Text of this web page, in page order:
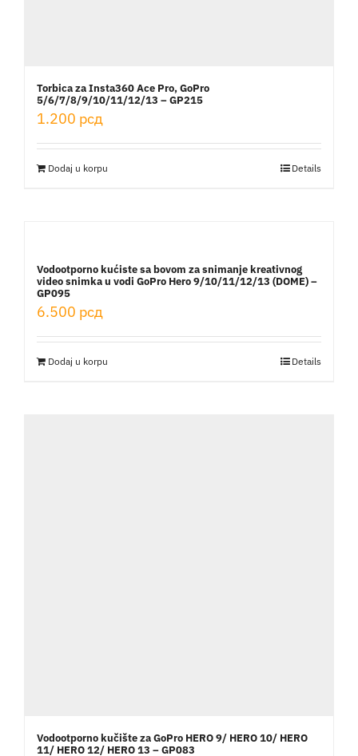
Torbica za Insta360 Ace Pro, GoPro
5/6/7/8/9/10/11/12/13 – GP215
1.200 рсд
Dodaj u korpu Details
Vodootporno kućiste sa bovom za snimanje kreativnog
video snimka u vodi GoPro Hero 9/10/11/12/13 (DOME) –
GP095
6.500 рсд
Dodaj u korpu Details
Vodootporno kučište za GoPro HERO 9/ HERO 10/ HERO
11/ HERO 12/ HERO 13 – GP083